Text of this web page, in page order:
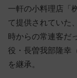
一軒の小料理店「
て提供されていた
時からの常連客だ
役・長曽我部隆幸
を継承。